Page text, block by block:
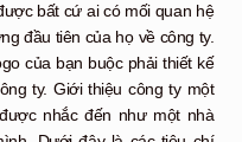
bất cứ ai có mối quan hệ
đầu tiên của họ về công ty.
của bạn buộc phải thiết kế
ty. Giới thiệu công ty một
nhắc đến như một nhà